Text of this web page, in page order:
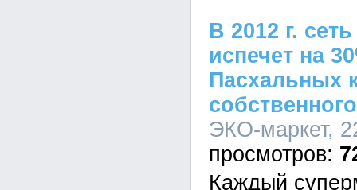
В 2012 г.
испечет на
Пасхальных
ЭКО-маркет,
Каждый